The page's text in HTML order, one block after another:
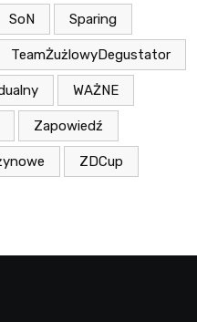
SoN Sparing
TeamŻużlowyDegustator
WAŻNE
Zapowiedź
ZDCup